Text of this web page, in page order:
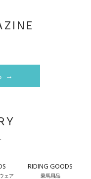
→
ェア
RIDING GOODS
乗馬用品